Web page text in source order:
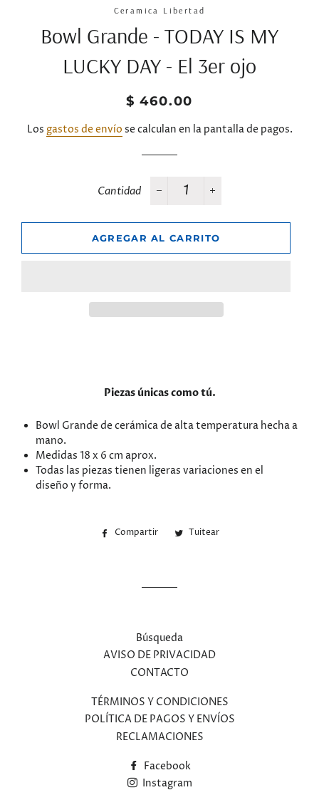
Ceramica Libertad
Bowl Grande - TODAY IS MY
LUCKY DAY - El 3er ojo
Precio
Precio
venta
$ 460.00
Los gastos de envío se calculan en la pantalla de pagos.
Cantidad
AGREGAR AL CARRITO
Piezas únicas como tú.
Bowl Grande de cerámica de alta temperatura hecha a
mano.
Medidas 18 x 6 cm aprox.
Todas las piezas tienen ligeras variaciones en el
diseño y forma.
Compartir
Compartir
Tuitear
Búsqueda
AVISO DE PRIVACIDAD
CONTACTO
TÉRMINOS Y CONDICIONES
POLÍTICA DE PAGOS Y ENVÍOS
RECLAMACIONES
Facebook
Instagram